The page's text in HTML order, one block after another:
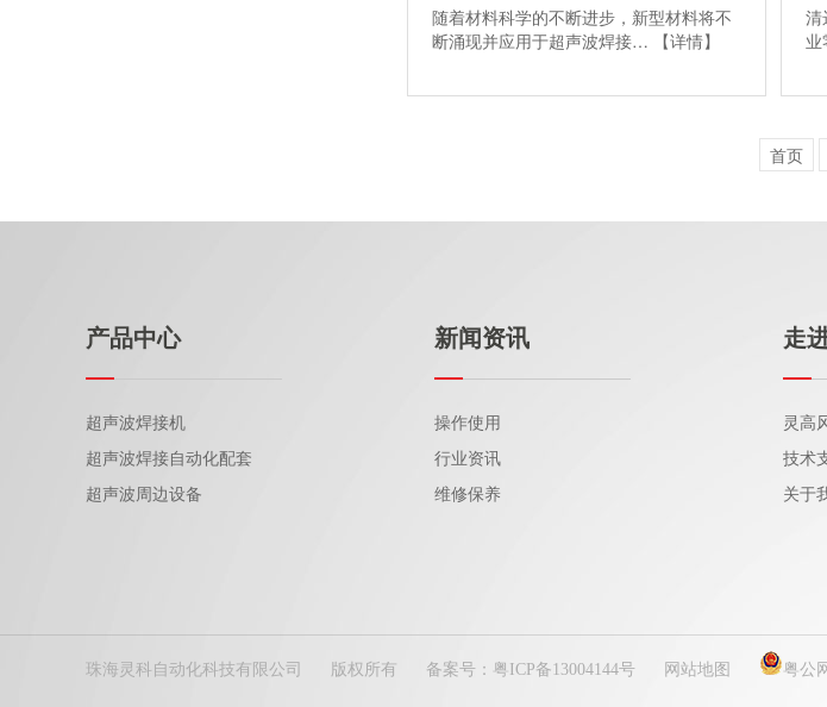
随着材料科学的不断进步，新型材料将不
断涌现并应用于超声波焊接…
【详情】
清
首页
产品中心
超声波焊接机
超声波焊接自动化配套
超声波周边设备
新闻资讯
操作使用
行业资讯
维修保养
走
灵高
技术
关于
珠海灵科自动化科技有限公司 版权所有 备案号： 粤ICP备13004144号 网站地图 粤公